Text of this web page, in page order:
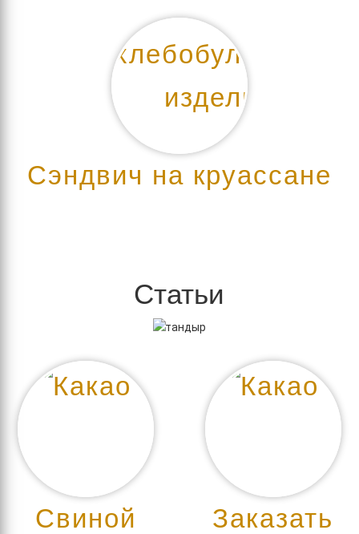
Сэндвич на круассане
Статьи
Свиной
Заказать